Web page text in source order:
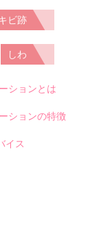
ビ跡
しわ
ションとは
ションの特徴
イス